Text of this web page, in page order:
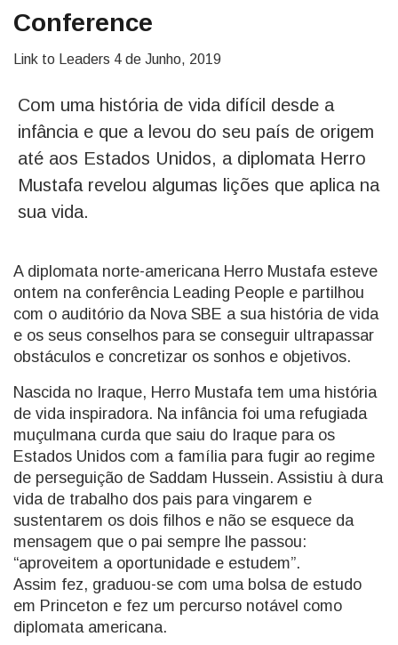
Conference
Link to Leaders 4 de Junho, 2019
Com uma história de vida difícil desde a
infância e que a levou do seu país de origem
até aos Estados Unidos, a diplomata Herro
Mustafa revelou algumas lições que aplica na
sua vida.
A diplomata norte-americana Herro Mustafa esteve
ontem na conferência Leading People e partilhou
com o auditório da Nova SBE a sua história de vida
e os seus conselhos para se conseguir ultrapassar
obstáculos e concretizar os sonhos e objetivos.
Nascida no Iraque, Herro Mustafa tem uma história
de vida inspiradora. Na infância foi uma refugiada
muçulmana curda que saiu do Iraque para os
Estados Unidos com a família para fugir ao regime
de perseguição de Saddam Hussein. Assistiu à dura
vida de trabalho dos pais para vingarem e
sustentarem os dois filhos e não se esquece da
mensagem que o pai sempre lhe passou:
“aproveitem a oportunidade e estudem”.
Assim fez, graduou-se com uma bolsa de estudo
em Princeton e fez um percurso notável como
diplomata americana.